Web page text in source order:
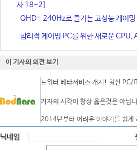
사 18-2]
QHD+ 240Hz로 즐기는 고성능 게이
합리적 게이밍 PC를 위한 새로운
이 기사의 의견 보기
트위터 베타서비스 개시! 최신 PC/
기자의 시각이 항상 옳은것은 아닙
2014년부터 어려운 이야기를 쉽게
닉네임